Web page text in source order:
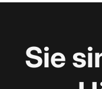
Sie